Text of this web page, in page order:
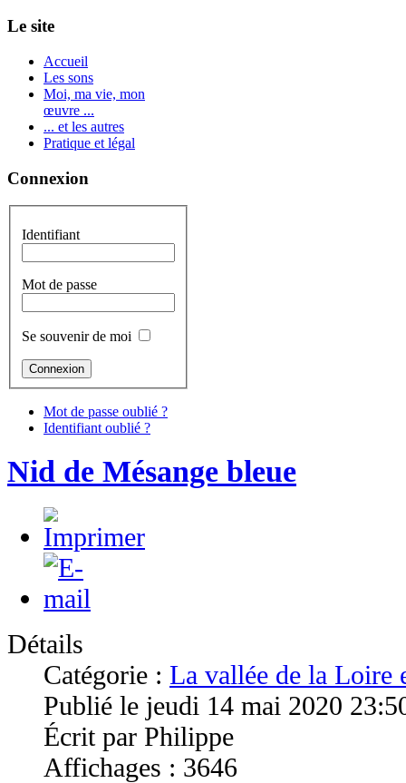
Le site
Accueil
Les sons
Moi, ma vie, mon
œuvre ...
... et les autres
Pratique et légal
Connexion
Identifiant
Mot de passe
Se souvenir de moi
Mot de passe oublié ?
Identifiant oublié ?
Nid de Mésange bleue
Détails
Catégorie : La vallée de la Loire
Publié le jeudi 14 mai 2020
Écrit par Philippe
Affichages : 3646